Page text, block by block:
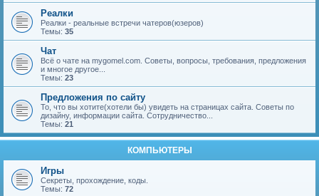
Реалки
Реалки - реальные встречи чатеров(юзеров)
Темы: 35
Чат
Всё о чате на mygomel.com. Советы, вопросы, требования, предложения
и многое другое...
Темы: 23
Предложения по сайту
То, что вы хотите(хотели бы) увидеть на страницах сайта. Советы по
дизайну, информации сайта. Сотрудничество...
Темы: 21
КОМПЬЮТЕРЫ
Игры
Секреты, прохождение, коды.
Темы: 72